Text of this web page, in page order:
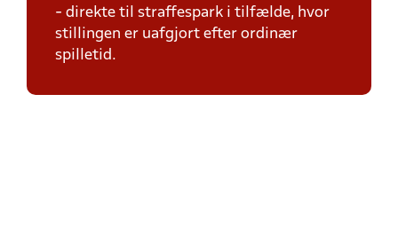
- direkte til straffespark i tilfælde, hvor
stillingen er uafgjort efter ordinær
spilletid.